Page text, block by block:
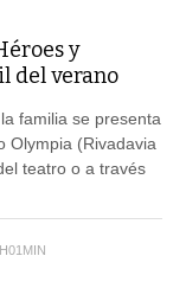
y
del verano
familia se presenta
Olympia (Rivadavia
teatro o a través